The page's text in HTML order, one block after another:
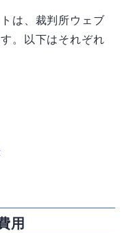
は、 裁判所ウェブ
。以下はそれぞれ
用